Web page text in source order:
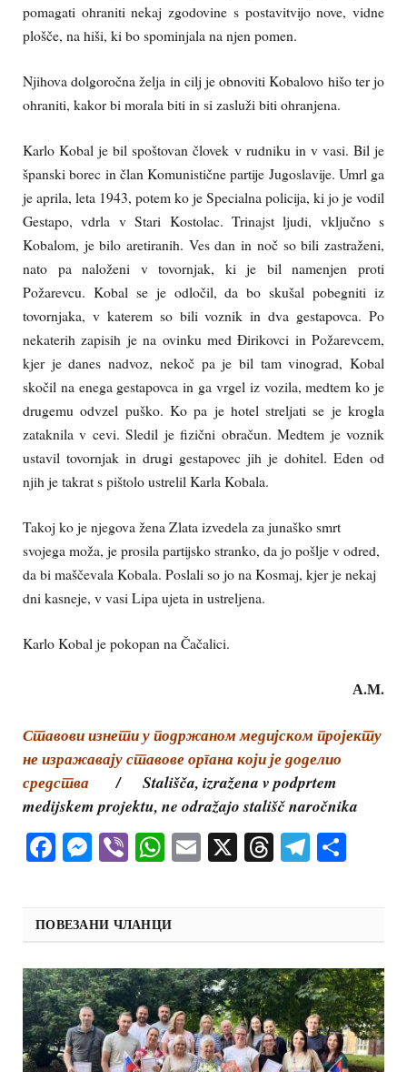
pomagati ohraniti nekaj zgodovine s postavitvijo nove, vidne
plošče, na hiši, ki bo spominjala na njen pomen.
Njihova dolgoročna želja in cilj je obnoviti Kobalovo hišo ter jo
ohraniti, kakor bi morala biti in si zasluži biti ohranjena.
Karlo Kobal je bil spoštovan človek v rudniku in v vasi. Bil je
španski borec in član Komunistične partije Jugoslavije. Umrl ga
je aprila, leta 1943, potem ko je Specialna policija, ki jo je vodil
Gestapo, vdrla v Stari Kostolac. Trinajst ljudi, vključno s
Kobalom, je bilo aretiranih. Ves dan in noč so bili zastraženi,
nato pa naloženi v tovornjak, ki je bil namenjen proti
Požarevcu. Kobal se je odločil, da bo skušal pobegniti iz
tovornjaka, v katerem so bili voznik in dva gestapovca. Po
nekaterih zapisih je na ovinku med Đirikovci in Požarevcem,
kjer je danes nadvoz, nekoč pa je bil tam vinograd, Kobal
skočil na enega gestapovca in ga vrgel iz vozila, medtem ko je
drugemu odvzel puško. Ko pa je hotel streljati se je krogla
zataknila v cevi. Sledil je fizični obračun. Medtem je voznik
ustavil tovornjak in drugi gestapovec jih je dohitel. Eden od
njih je takrat s pištolo ustrelil Karla Kobala.
Takoj ko je njegova žena Zlata izvedela za junaško smrt
svojega moža, je prosila partijsko stranko, da jo pošlje v odred,
da bi maščevala Kobala. Poslali so jo na Kosmaj, kjer je nekaj
dni kasneje, v vasi Lipa ujeta in ustreljena.
Karlo Kobal je pokopan na Čačalici.
А.М.
Ставови изнети у подржаном медијском пројекту
не изражавају ставове органа који је доделио
средства
/ Stališča, izražena v podprtem
medijskem projektu, ne odražajo stališč naročnika
Facebook
Messenger
ViberWhatsApp
Email
X Threads
ПОВЕЗАНИ ЧЛАНЦИ